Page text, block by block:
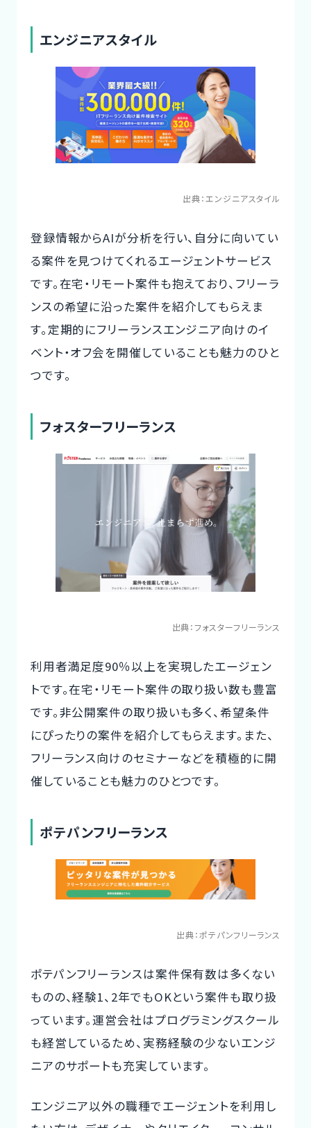
エンジニアスタイル
出典：エンジニアスタイル
登録情報からAIが分析を行い、自分に向いてい
る案件を見つけてくれるエージェントサービス
です。在宅・リモート案件も抱えており、フリーラ
ンスの希望に沿った案件を紹介してもらえま
す。定期的にフリーランスエンジニア向けのイ
ベント・オフ会を開催していることも魅力のひと
つです。
フォスターフリーランス
出典：フォスターフリーランス
利用者満足度90％以上を実現したエージェン
トです。在宅・リモート案件の取り扱い数も豊富
です。非公開案件の取り扱いも多く、希望条件
にぴったりの案件を紹介してもらえます。また、
フリーランス向けのセミナーなどを積極的に開
催していることも魅力のひとつです。
ポテパンフリーランス
出典：ポテパンフリーランス
ポテパンフリーランスは案件保有数は多くない
ものの、経験1、2年でもOKという案件も取り扱
っています。運営会社はプログラミングスクール
も経営しているため、実務経験の少ないエンジ
ニアのサポートも充実しています。
エンジニア以外の職種でエージェントを利用し